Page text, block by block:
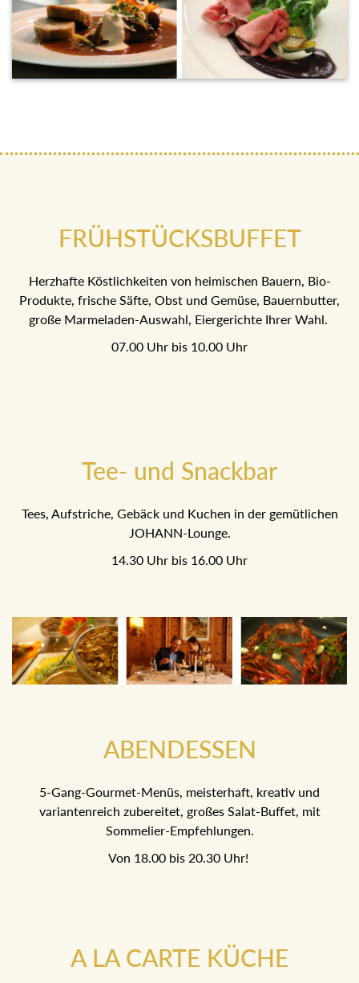
FRÜHSTÜCKSBUFFET
Herzhafte Köstlichkeiten von heimischen Bauern, Bio-
Produkte, frische Säfte, Obst und Gemüse, Bauernbutter,
große Marmeladen-Auswahl, Eiergerichte Ihrer Wahl.
07.00 Uhr bis 10.00 Uhr
Tee- und Snackbar
Tees, Aufstriche, Gebäck und Kuchen in der gemütlichen
JOHANN-Lounge.
14.30 Uhr bis 16.00 Uhr
ABENDESSEN
5-Gang-Gourmet-Menüs, meisterhaft, kreativ und
variantenreich zubereitet, großes Salat-Buffet, mit
Sommelier-Empfehlungen.
Von 18.00 bis 20.30 Uhr!
A LA CARTE KÜCHE